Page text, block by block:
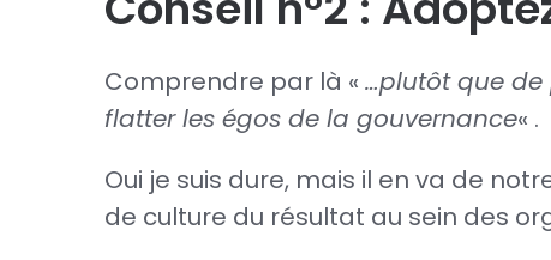
Comprendre par là « …plutôt que de
flatter les égos de la gouvernance« .
Oui je suis dure, mais il en va de
de culture du résultat au sein des